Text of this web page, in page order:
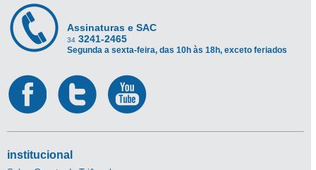
Assinaturas e SAC
34 3241-2465
Segunda a sexta-feira, das 10h às 18h, exceto feriados
institucional